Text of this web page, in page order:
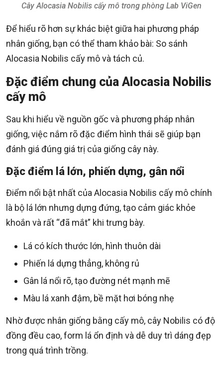
Cây Alocasia Nobilis cấy mô trong phòng Lab ViGen
Để hiểu rõ hơn sự khác biệt giữa hai phương pháp
nhân giống, bạn có thể tham khảo bài: So sánh
Alocasia Nobilis cấy mô và tách củ.
Đặc điểm chung của Alocasia Nobilis
cấy mô
Sau khi hiểu về nguồn gốc và phương pháp nhân
giống, việc nắm rõ đặc điểm hình thái sẽ giúp bạn
đánh giá đúng giá trị của giống cây này.
Đặc điểm lá lớn, phiến dựng, gân nổi
Điểm nổi bật nhất của Alocasia Nobilis cấy mô chính
là bộ lá lớn nhưng dựng đứng, tạo cảm giác khỏe
khoắn và rất “đã mắt” khi trưng bày.
Lá có kích thước lớn, hình thuôn dài
Phiến lá dựng thẳng, không rủ
Gân lá nổi rõ, tạo đường nét mạnh mẽ
Màu lá xanh đậm, bề mặt hơi bóng nhẹ
Nhờ được nhân giống bằng cấy mô, cây Nobilis có độ
đồng đều cao, form lá ổn định và dễ duy trì dáng đẹp
trong quá trình trồng.